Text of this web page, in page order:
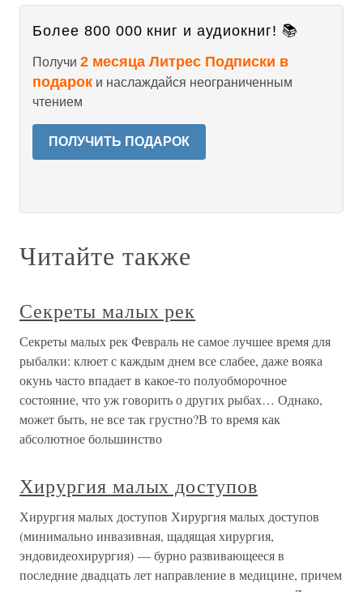
Более 800 000 книг и аудиокниг! 📚
Получи 2 месяца Литрес Подписки в
подарок и наслаждайся неограниченным
чтением
ПОЛУЧИТЬ ПОДАРОК
Читайте также
Секреты малых рек
Секреты малых рек Февраль не самое лучшее время для
рыбалки: клюет с каждым днем все слабее, даже вояка
окунь часто впадает в какое-то полуобморочное
состояние, что уж говорить о других рыбах… Однако,
может быть, не все так грустно?В то время как
абсолютное большинство
Хирургия малых доступов
Хирургия малых доступов Хирургия малых доступов
(минимально инвазивная, щадящая хирургия,
эндовидеохирургия) — бурно развивающееся в
последние двадцать лет направление в медицине, причем